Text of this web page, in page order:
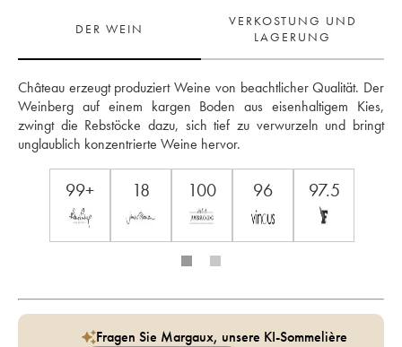
DER WEIN
VERKOSTUNG UND
LAGERUNG
Château erzeugt produziert Weine von beachtlicher Qualität. Der
Weinberg auf einem kargen Boden aus eisenhaltigem Kies,
zwingt die Rebstöcke dazu, sich tief zu verwurzeln und bringt
unglaublich konzentrierte Weine hervor.
99+ 18 100 96 97.5
Fragen Sie Margaux, unsere KI-Sommelière